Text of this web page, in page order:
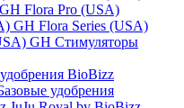
GH Flora Pro (USA)
GH Flora Series (USA)
GH Стимуляторы
BioBizz
удобрения